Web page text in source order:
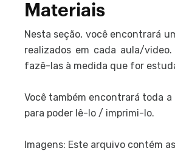
Materiais
Nesta seção, você encontrará
realizados em cada aula/
fazê-las à medida que for
Você também encontrará toda
para poder lê-lo / imprimi-lo.
Imagens: Este arquivo contém